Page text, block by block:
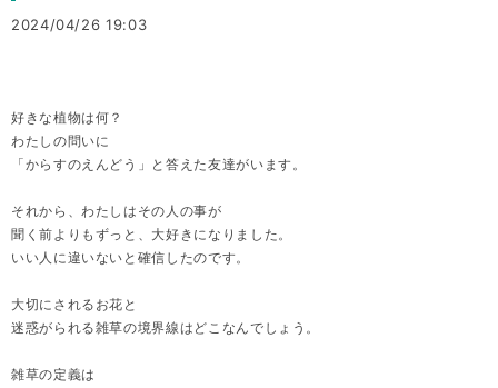
2024/04/26 19:03
好きな植物は何？
わたしの問いに
「からすのえんどう」と答えた友達がいます。
それから、わたしはその人の事が
聞く前よりもずっと、大好きになりました。
いい人に違いないと確信したのです。
大切にされるお花と
迷惑がられる雑草の境界線はどこなんでしょう。
雑草の定義は